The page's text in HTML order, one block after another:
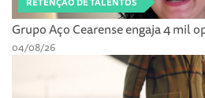
Grupo Aço Cearense engaja 4 mil
04/08/26